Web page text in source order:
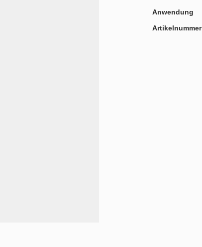
Anwendung
Artikelnummer